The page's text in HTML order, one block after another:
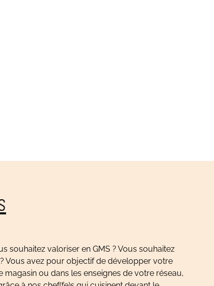
souhaitez valoriser en GMS ? Vous souhaitez
Vous avez pour objectif de développer votre
ou dans les enseignes de votre réseau,